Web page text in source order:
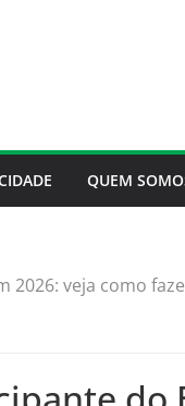
QUEM
2026: veja como